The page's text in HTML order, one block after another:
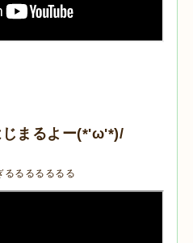
じまるよー(*'ω'*)/
るるるるるるる